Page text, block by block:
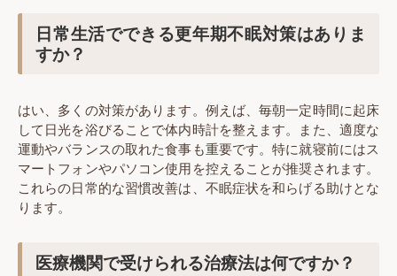
日常生活でできる更年期不眠対策はありま
すか？
はい、多くの対策があります。例えば、毎朝一定時間に起床
して日光を浴びることで体内時計を整えます。また、適度な
運動やバランスの取れた食事も重要です。特に就寝前にはス
マートフォンやパソコン使用を控えることが推奨されます。
これらの日常的な習慣改善は、不眠症状を和らげる助けとな
ります。
医療機関で受けられる治療法は何ですか？